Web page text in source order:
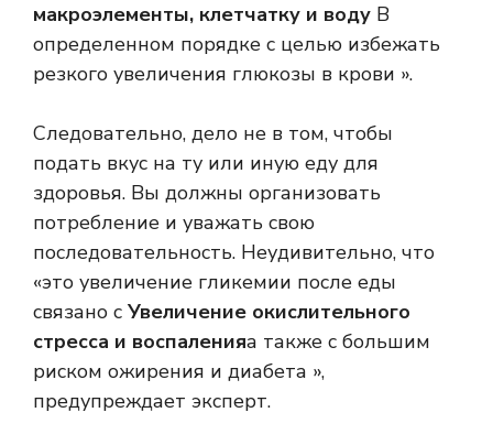
макроэлементы, клетчатку и воду В
определенном порядке с целью избежать
резкого увеличения глюкозы в крови ».
Следовательно, дело не в том, чтобы
подать вкус на ту или иную еду для
здоровья. Вы должны организовать
потребление и уважать свою
последовательность. Неудивительно, что
«это увеличение гликемии после еды
связано с Увеличение окислительного
стресса и воспаленияа также с большим
риском ожирения и диабета »,
предупреждает эксперт.